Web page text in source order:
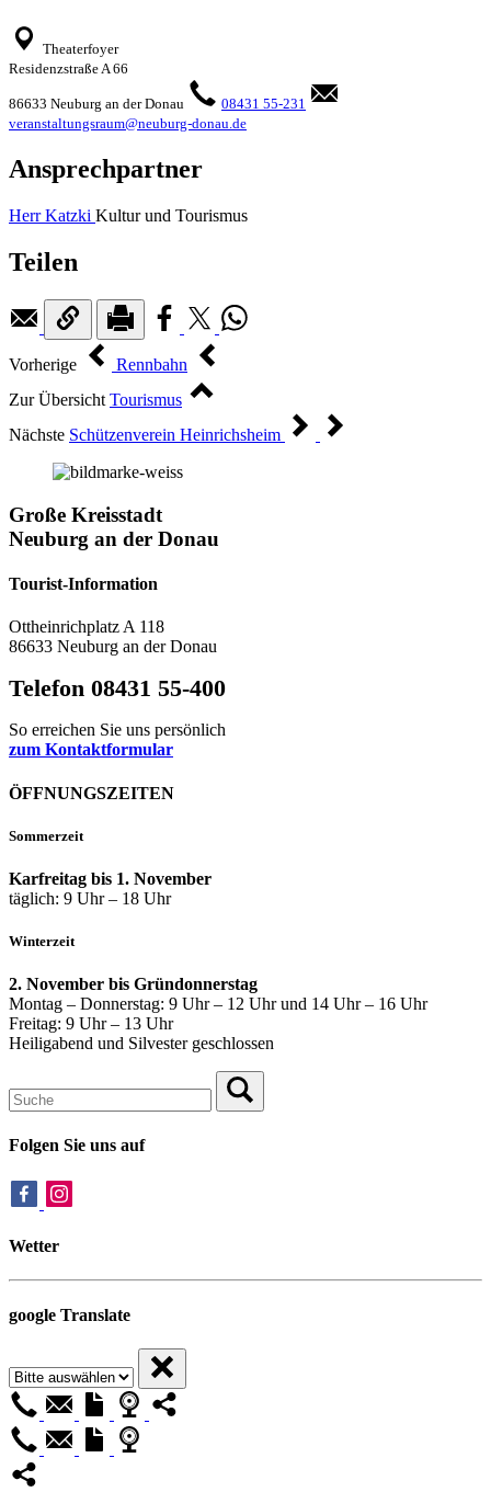
Theaterfoyer
Residenzstraße A 66
86633 Neuburg an der Donau
08431 55-231
veranstaltungsraum@neuburg-donau.de
Ansprechpartner
Herr Katzki Kultur und Tourismus
Teilen
Vorherige
Rennbahn
Zur Übersicht Tourismus
Nächste Schützenverein Heinrichsheim
Große Kreisstadt
Neuburg an der Donau
Tourist-Information
Ottheinrichplatz A 118
86633 Neuburg an der Donau
Telefon 08431 55-400
So erreichen Sie uns persönlich
zum Kontaktformular
ÖFFNUNGSZEITEN
Sommerzeit
Karfreitag bis 1. November
täglich: 9 Uhr – 18 Uhr
Winterzeit
2. November bis Gründonnerstag
Montag – Donnerstag: 9 Uhr – 12 Uhr und 14 Uhr – 16 Uhr
Freitag: 9 Uhr – 13 Uhr
Heiligabend und Silvester geschlossen
Folgen Sie uns auf
Wetter
google Translate